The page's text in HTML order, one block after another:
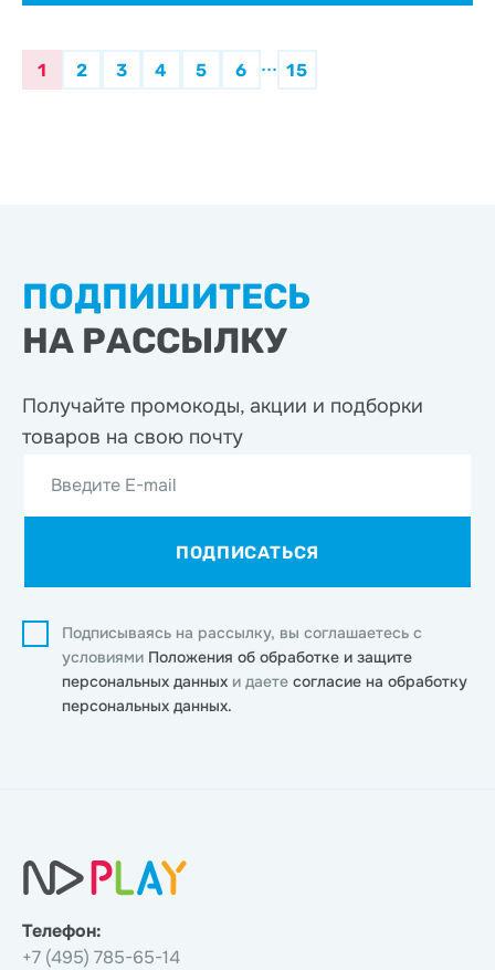
1 2 3 4 5 6 ... 15
ПОДПИШИТЕСЬ
НА РАССЫЛКУ
Получайте промокоды, акции и подборки
товаров на свою почту
Введите E-mail
ПОДПИСАТЬСЯ
Подписываясь на рассылку, вы соглашаетесь с
условиями Положения об обработке и защите
персональных данных и даете согласие на обработку
персональных данных.
Телефон:
+7 (495) 785-65-14